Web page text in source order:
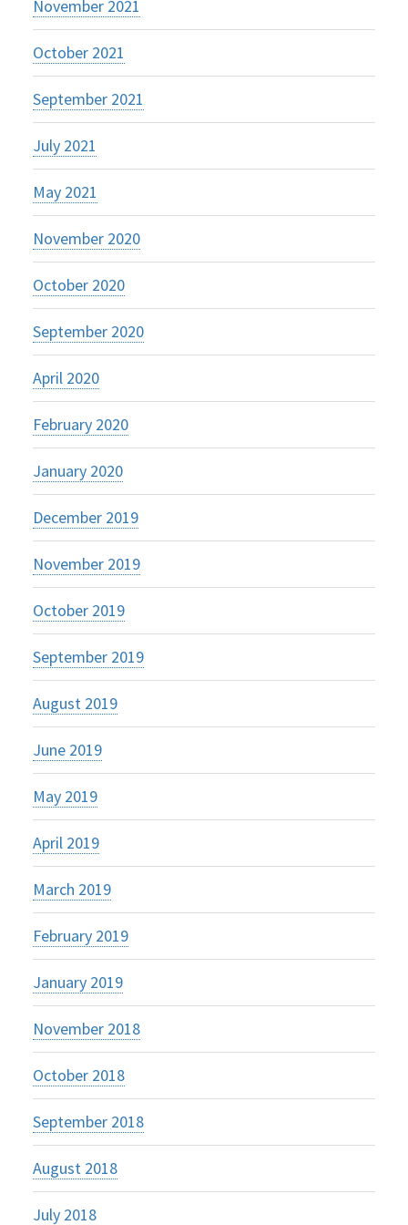
November 2021
October 2021
September 2021
July 2021
May 2021
November 2020
October 2020
September 2020
April 2020
February 2020
January 2020
December 2019
November 2019
October 2019
September 2019
August 2019
June 2019
May 2019
April 2019
March 2019
February 2019
January 2019
November 2018
October 2018
September 2018
August 2018
July 2018